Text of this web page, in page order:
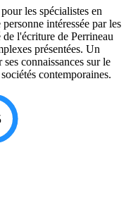
les spécialistes en
intéressée par les
l'écriture de Perrineau
présentées. Un
connaissances sur le
contemporaines.